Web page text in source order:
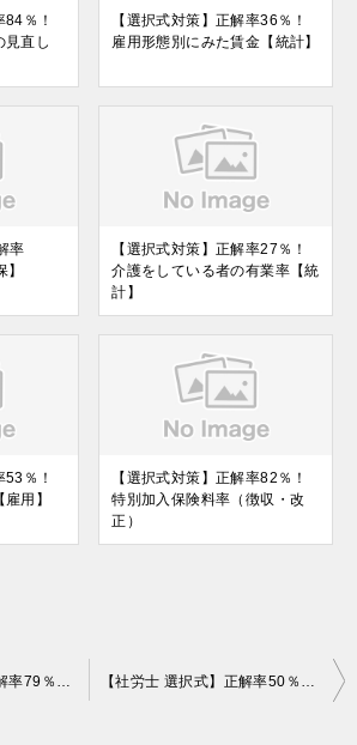
84％！
見直し
【選択式対策】正解率36％！
雇用形態別にみた賃金【統計】
率
【選択式対策】正解率27％！
介護をしている者の有業率【統
計】
53％！
用】
【選択式対策】正解率82％！
特別加入保険料率（徴収・改
正）
【社労士 選択式】正解率79％！労働者死傷病報告【安衛】 【社労士 選択式】正解率50％！就業制限業務【安衛】